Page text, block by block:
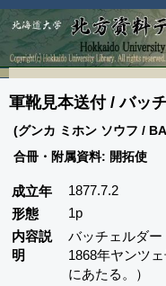
軍靴見本送付 / バッ
(グンカ ミホン ソウフ /
合冊・附属資料: 開拓使
成立年
1877.7.2
形態
1p
内容説
明
バッチェルダー
1868年ヤンツ
にあたる。）